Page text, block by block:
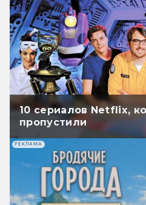
10 сериалов Netflix,
пропустили
РЕКЛАМА